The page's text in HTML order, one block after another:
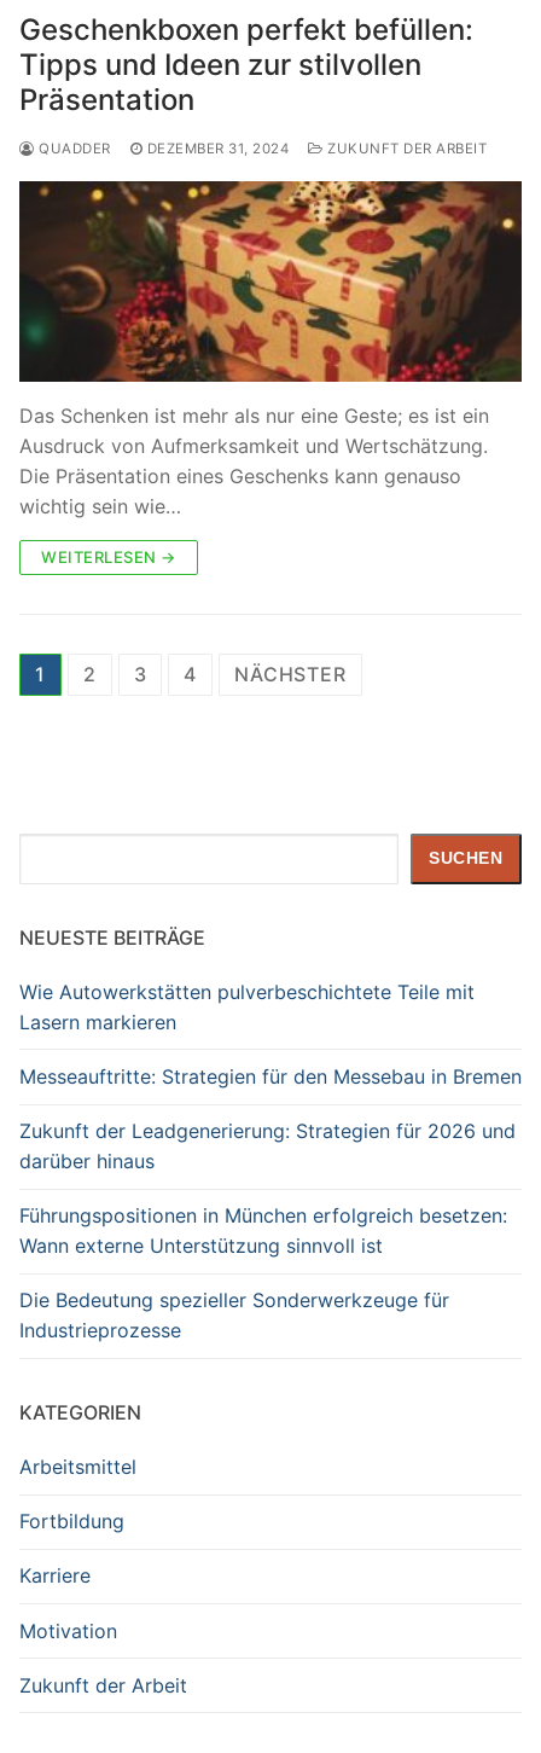
Geschenkboxen perfekt befüllen:
Tipps und Ideen zur stilvollen
Präsentation
QUADDER DEZEMBER 31, 2024 ZUKUNFT DER ARBEIT
Das Schenken ist mehr als nur eine Geste; es ist ein
Ausdruck von Aufmerksamkeit und Wertschätzung.
Die Präsentation eines Geschenks kann genauso
wichtig sein wie…
WEITERLESEN →
Seitennummerierung
1 2 3 4 NÄCHSTER
SUCHEN
NEUESTE BEITRÄGE
Wie Autowerkstätten pulverbeschichtete Teile mit
Lasern markieren
Messeauftritte: Strategien für den Messebau in Bremen
Zukunft der Leadgenerierung: Strategien für 2026 und
darüber hinaus
Führungspositionen in München erfolgreich besetzen:
Wann externe Unterstützung sinnvoll ist
Die Bedeutung spezieller Sonderwerkzeuge für
Industrieprozesse
KATEGORIEN
Arbeitsmittel
Fortbildung
Karriere
Motivation
Zukunft der Arbeit